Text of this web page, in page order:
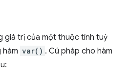
giá trị của một thuộc tính tuỳ
hàm var() . Cú pháp cho hàm